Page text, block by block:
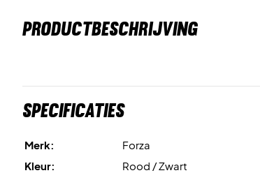
PRODUCTBESCHRIJVING
Specificaties
Merk:
Forza
Kleur:
Rood / Zwart